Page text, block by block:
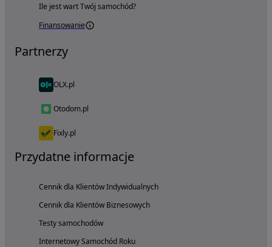
Ile jest wart Twój samochód?
Finansowanie
Partnerzy
OLX.pl
Otodom.pl
Fixly.pl
Przydatne informacje
Cennik dla Klientów Indywidualnych
Cennik dla Klientów Biznesowych
Testy samochodów
Internetowy Samochód Roku